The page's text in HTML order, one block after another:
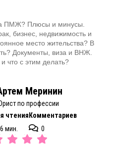
ПМЖ? Плюсы и минусы.
бизнес, недвижимость и
место жительства? В
Документы, виза и ВНЖ.
что с этим делать?
Меринин
по профессии
чтения
мин.
Комментариев
0